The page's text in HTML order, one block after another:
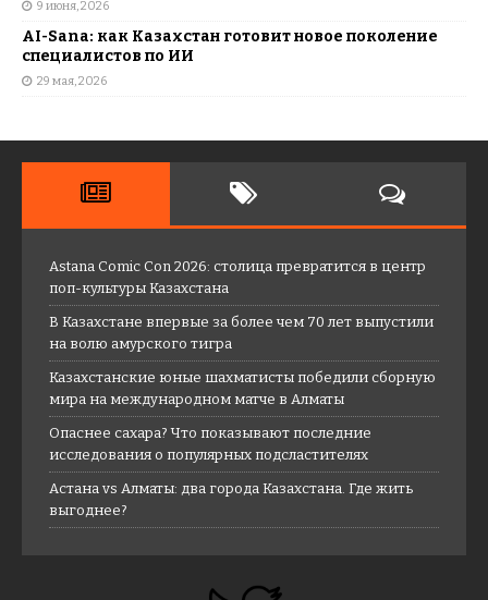
9 июня, 2026
AI-Sana: как Казахстан готовит новое поколение
специалистов по ИИ
29 мая, 2026
Astana Comic Con 2026: столица превратится в центр
поп-культуры Казахстана
В Казахстане впервые за более чем 70 лет выпустили
на волю амурского тигра
Казахстанские юные шахматисты победили сборную
мира на международном матче в Алматы
Опаснее сахара? Что показывают последние
исследования о популярных подсластителях
Астана vs Алматы: два города Казахстана. Где жить
выгоднее?